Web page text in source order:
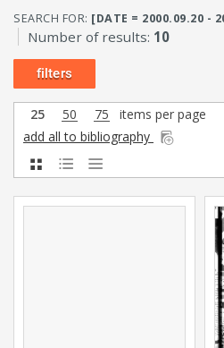
SEARCH FOR: [DATE = 2000.09.20 -
Number of results: 10
filters
25 50 75
items per page
add all to bibliography